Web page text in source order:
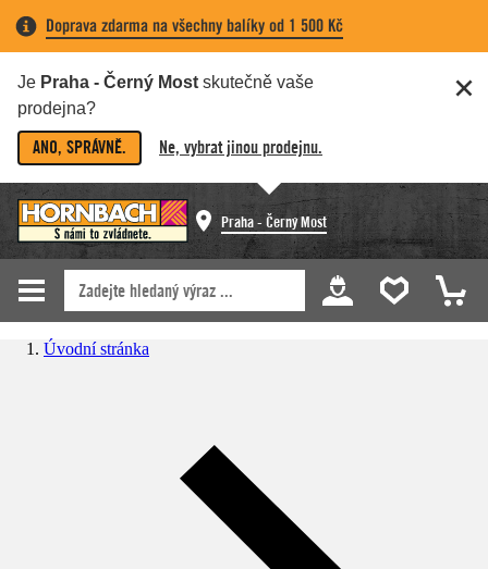
Doprava zdarma na všechny balíky od 1 500 Kč
Je Praha - Černý Most skutečně vaše
prodejna?
ANO, SPRÁVNĚ. Ne, vybrat jinou prodejnu.
Praha - Černý Most
Úvodní stránka